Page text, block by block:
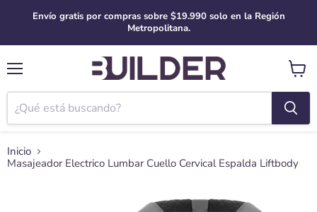
Envío gratis por compras sobre $19.990 solo en la Región
Metropolitana.
Ver
carro
Inicio
Masajeador Electrico Lumbar Cuello Cervical Espalda Liftbody